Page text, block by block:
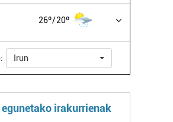
26º 20º
Irun
egunetako irakurrienak